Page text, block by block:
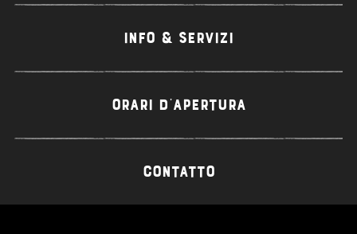
INFO & SERVIZI
ORARI D'APERTURA
CONTATTO